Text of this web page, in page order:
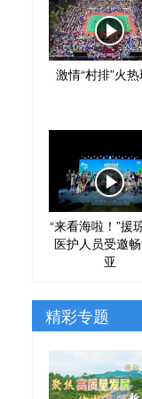
激情“村排”火
“来看海啦！”援
医护人员受邀
亚
精彩专题